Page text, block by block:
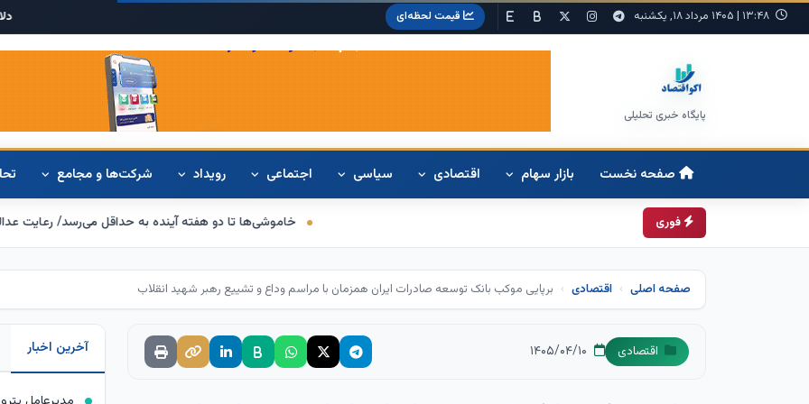
۱۳:۴۸ | ۱۴۰۵ مرداد ۱۸, یکشنبه قیمت لحظه‌ای
پایگاه خبری تحلیلی
صفحه نخست بازار سهام اقتصادی سیاسی اجتماعی رویداد شرکت‌ها و مجامع
فوری خاموشی‌ها تا دو هفته آینده به حداقل می‌رسد/ رعایت عدالت در اعمال
صفحه اصلی اقتصادی برپایی موکب بانک توسعه صادرات ایران همزمان با مراسم وداع و تشییع رهبر شهید انقلاب
اقتصادی آخرین اخبار